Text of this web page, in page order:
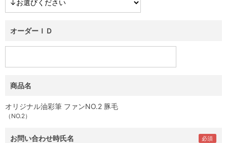
オーダーＩＤ
商品名
オリジナル油彩筆 ファンNO.2 豚毛
（NO.2）
お問い合わせ時氏名